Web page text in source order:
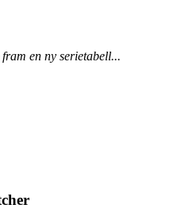
en ny serietabell...